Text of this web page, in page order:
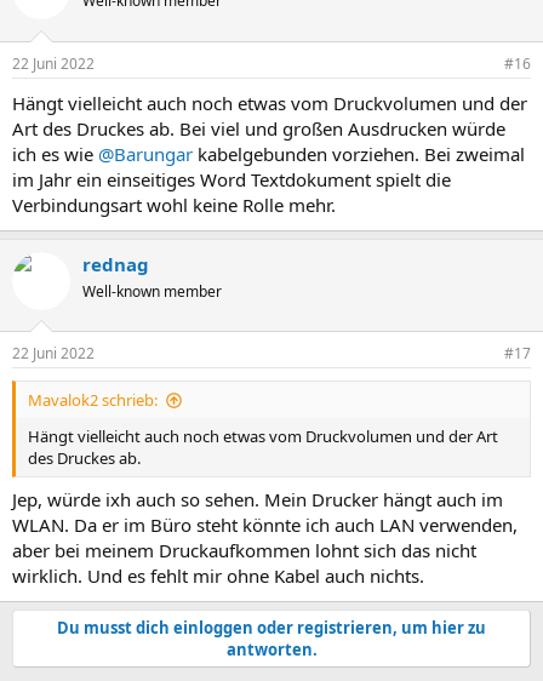
e
:
22 Juni 2022 #16
Hängt vielleicht auch noch etwas vom Druckvolumen und der
Art des Druckes ab. Bei viel und großen Ausdrucken würde
ich es wie @Barungar kabelgebunden vorziehen. Bei zweimal
im Jahr ein einseitiges Word Textdokument spielt die
Verbindungsart wohl keine Rolle mehr.
rednag
Well-known member
22 Juni 2022 #17
Mavalok2 schrieb:
Hängt vielleicht auch noch etwas vom Druckvolumen und der Art
des Druckes ab.
Jep, würde ixh auch so sehen. Mein Drucker hängt auch im
WLAN. Da er im Büro steht könnte ich auch LAN verwenden,
aber bei meinem Druckaufkommen lohnt sich das nicht
wirklich. Und es fehlt mir ohne Kabel auch nichts.
Du musst dich einloggen oder registrieren, um hier zu
antworten.